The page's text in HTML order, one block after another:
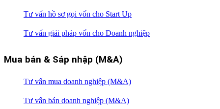
Tư vấn hồ sơ gọi vốn cho Start Up
Tư vấn giải pháp vốn cho Doanh nghiệp
Mua bán & Sáp nhập (M&A)
Tư vấn mua doanh nghiệp (M&A)
Tư vấn bán doanh nghiệp (M&A)